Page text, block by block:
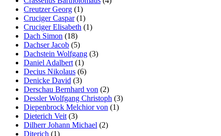
Creutzer Georg (1)
Cruciger Caspar(1)
Cruciger Elisabeth (1)
Dach Simon (18)
Dachser Jacob (5)
Dachstein Wolfgang (3)
Daniel Adalbert (1)
Decius Nikolaus (6)
Denicke David (3)
Derschau Bernhard von (2)
Dessler Wolfgang Christoph (3)
Diepenbrock Melchior von (1)
Dieterich Veit (3)
Dilherr Johann Michael (2)
Diterich (1)